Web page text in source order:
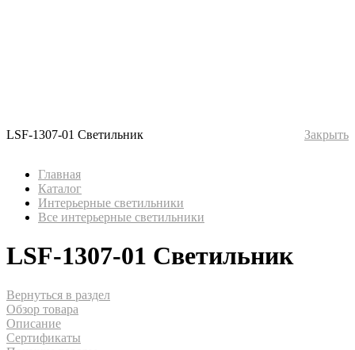
LSF-1307-01 Светильник Закрыть
Главная
Каталог
Интерьерные светильники
Все интерьерные светильники
LSF-1307-01 Светильник
Вернуться в раздел
Обзор товара
Описание
Сертификаты